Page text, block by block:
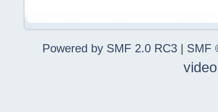
Powered by SMF 2.0 RC3 | SMF